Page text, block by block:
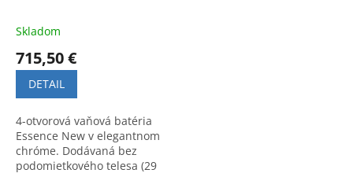
Skladom
715,50 €
DETAIL
4-otvorová vaňová batéria
Essence New v elegantnom
chróme. Dodávaná bez
podomietkového telesa (29